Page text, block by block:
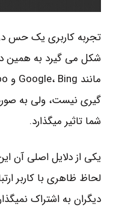
تجربه کاربری یک حس
شکل می گیرد به همین
گیری نیست، ولی به
شما تاثیر میگذارد.
یکی از دلایل اصلی آن
لحاظ ظاهری با کاربر
دیگران به اشتراک